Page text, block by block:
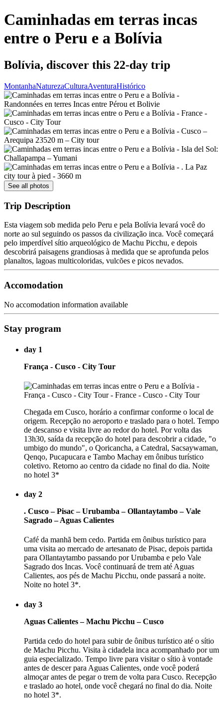
Caminhadas em terras incas
entre o Peru e a Bolívia
Bolívia, discover this 22-day trip
MontanhaNaturezaCulturaAventuraHistórico
See all photos
Trip Description
Esta viagem sob medida pelo Peru e pela Bolívia levará você do
norte ao sul seguindo os passos da civilização inca. Você começará
pelo imperdível sítio arqueológico de Machu Picchu, e depois
descobrirá paisagens grandiosas à medida que se aprofunda pelos
planaltos, lagoas multicoloridas, vulcões e picos nevados.
Accomodation
No accomodation information available
Stay program
day 1
França - Cusco - City Tour
Chegada em Cusco, horário a confirmar conforme o local de
origem. Recepção no aeroporto e traslado para o hotel. Tempo
de descanso e visita livre ao redor do hotel. Por volta das
13h30, saída da recepção do hotel para descobrir a cidade, "o
umbigo do mundo", o Qoricancha, a Catedral, Sacsaywaman,
Qenqo, Pucapucara e Tambo Machay em ônibus turístico
coletivo. Retorno ao centro da cidade no final do dia. Noite
no hotel 3*
day 2
. Cusco – Pisac – Urubamba – Ollantaytambo – Vale
Sagrado – Aguas Calientes
Café da manhã bem cedo. Partida em ônibus turístico para
uma visita ao mercado de artesanato de Pisac, depois partida
para Ollantaytambo passando por Urubamba e pelo Vale
Sagrado dos Incas. Você continuará de trem até Aguas
Calientes, aos pés de Machu Picchu, onde passará a noite.
Noite no hotel 3*.
day 3
Aguas Calientes – Machu Picchu – Cusco
Partida cedo do hotel para subir de ônibus turístico até o sítio
de Machu Picchu. Visita à cidadela inca acompanhado por um
guia especializado. Tempo livre para visitar o sítio à vontade
antes de descer para Aguas Calientes, onde você poderá
almoçar antes de pegar o trem de volta para Cusco. Recepção
e traslado ao hotel, onde você chegará no final do dia. Noite
no hotel 3*.